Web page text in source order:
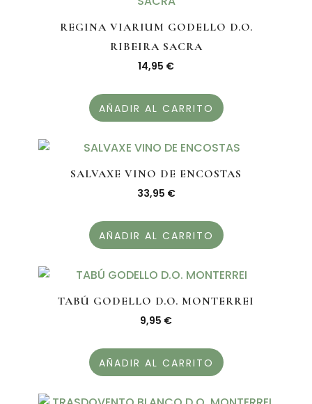
REGINA VIARIUM GODELLO D.O.
RIBEIRA SACRA
14,95 €
AÑADIR AL CARRITO
SALVAXE VINO DE ENCOSTAS
33,95 €
AÑADIR AL CARRITO
TABÚ GODELLO D.O. MONTERREI
9,95 €
AÑADIR AL CARRITO